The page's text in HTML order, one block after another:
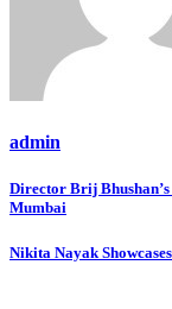
admin
Post
navigation
Director Brij
Mumbai
Nikita Nayak